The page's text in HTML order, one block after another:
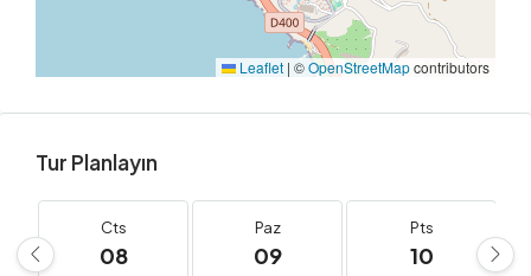
Leaflet | ©OpenStreetMapcontributors
Tur Planlayın
Cts
08
Paz
09
Pts
10